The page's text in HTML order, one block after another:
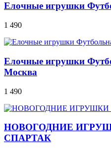
Елочные игрушки
1 490
Елочные игрушки
Москва
1 490
НОВОГОДНИЕ
СПАРТАК